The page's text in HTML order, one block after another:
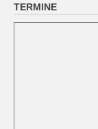
TERMINE